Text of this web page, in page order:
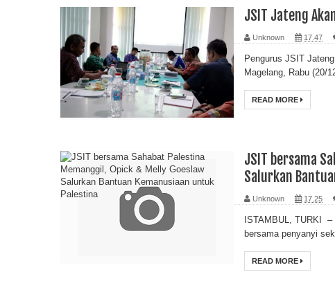
JSIT Jateng
Unknown 17.47
Pengurus JSIT
Magelang, Rabu (20/
READ MORE
JSIT bersama
Salurkan
Unknown 17.25
ISTAMBUL, TURKI
bersama penyanyi
READ MORE